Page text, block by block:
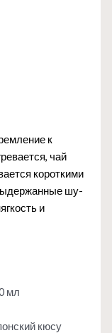
к
чай
короткими
шу-
и
мл
кюсу